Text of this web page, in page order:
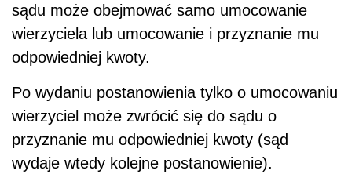
sądu może obejmować samo umocowanie
wierzyciela lub umocowanie i przyznanie mu
odpowiedniej kwoty.
Po wydaniu postanowienia tylko o umocowaniu
wierzyciel może zwrócić się do sądu o
przyznanie mu odpowiedniej kwoty (sąd
wydaje wtedy kolejne postanowienie).